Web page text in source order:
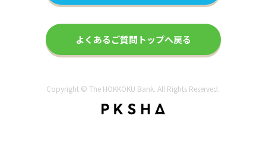
よくあるご質問トップへ戻る
Copyright © The HOKKOKU Bank. All Rights Reserved.